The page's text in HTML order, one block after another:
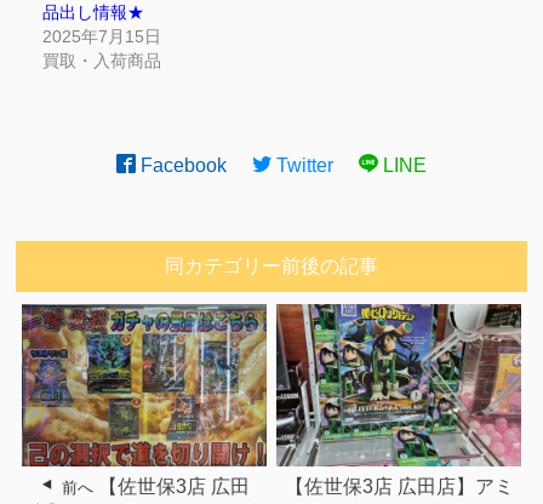
品出し情報★
2025年7月15日
買取・入荷商品
Facebook Twitter LINE
同カテゴリー前後の記事
前へ
【佐世保3店 広田
【佐世保3店 広田店】アミ